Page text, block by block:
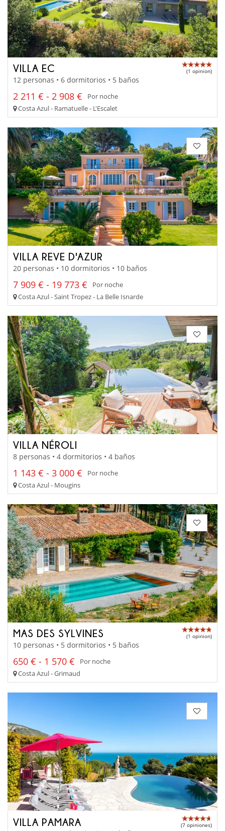
VILLA EC (1 opinion)
12 personas • 6 dormitorios • 5 baños
2 211 € - 2 908 €
Por noche
Costa Azul - Ramatuelle - L'Escalet
VILLA REVE D'AZUR
20 personas • 10 dormitorios • 10 baños
7 909 € - 19 773 €
Por noche
Costa Azul - Saint Tropez - La Belle Isnarde
VILLA NÉROLI
8 personas • 4 dormitorios • 4 baños
1 143 € - 3 000 €
Por noche
Costa Azul - Mougins
MAS DES SYLVINES (1 opinion)
10 personas • 5 dormitorios • 5 baños
650 € - 1 570 €
Por noche
Costa Azul - Grimaud
VILLA PAMARA (7 opiniones)